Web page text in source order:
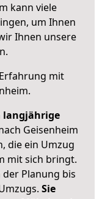
kann viele
um Ihnen
Ihnen unsere
mit
.
langjährige
Geisenheim
die ein Umzug
mit sich bringt.
Planung bis
Sie